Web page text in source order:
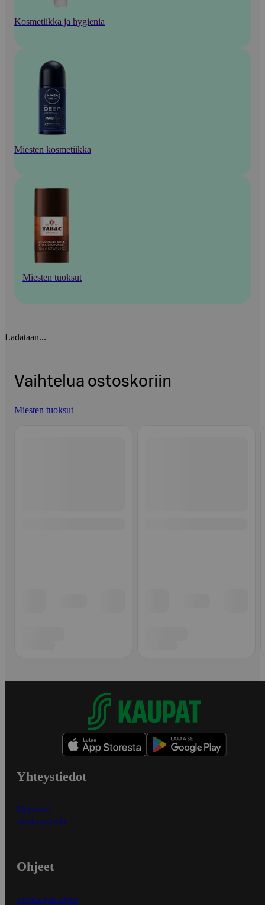
Kosmetiikka ja hygienia
Miesten kosmetiikka
Miesten tuoksut
Ladataan...
Vaihtelua ostoskoriin
Miesten tuoksut
Yhteystiedot
Myymälät
Asiakaspalvelu
Ohjeet
Ensitilaajan ohjeet